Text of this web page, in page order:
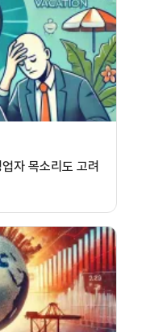
자 목소리도 고려